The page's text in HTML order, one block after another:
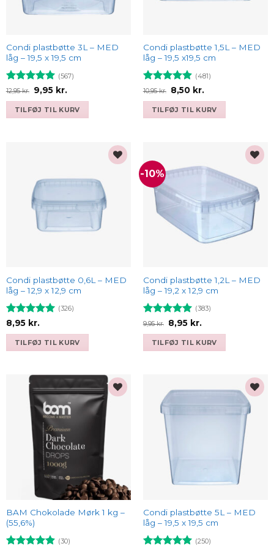
Condi plastbøtte 3L – MED
låg – 19,5 x 19,5 cm
Vurderet
4.93ud af
(567)
12,95kr.
Den
oprindelige
pris
var:
12,95 kr..
9,95 kr.Den
pris
er:
9,95 kr..
TILFØJ TIL KURV
Condi plastbøtte 1,5L – MED
låg – 19,5 x19,5 cm
Vurderet
4.9ud af
(481)
10,95kr.
Den
oprindelige
pris
var:
10,95 kr..
8,50 kr.Den
pris
er:
8,50 kr..
TILFØJ TIL KURV
wishlist
Condi plastbøtte 0,6L – MED
låg – 12,9 x 12,9 cm
Vurderet
4.93ud af
(326)
8,95 kr.
TILFØJ TIL KURV
-10%
wishlist
Condi plastbøtte 1,2L – MED
låg – 19,2 x 12,9 cm
Vurderet
4.93ud af
(383)
9,95kr.
Den
oprindelige
pris
var:
9,95 kr..
8,95 kr.Den
pris
er:
8,95 kr..
TILFØJ TIL KURV
Add to
wishlist
BAM Chokolade Mørk 1 kg –
(55,6%)
(30)
Add to
wishlist
Condi plastbøtte 5L – MED
låg – 19,5 x 19,5 cm
(250)